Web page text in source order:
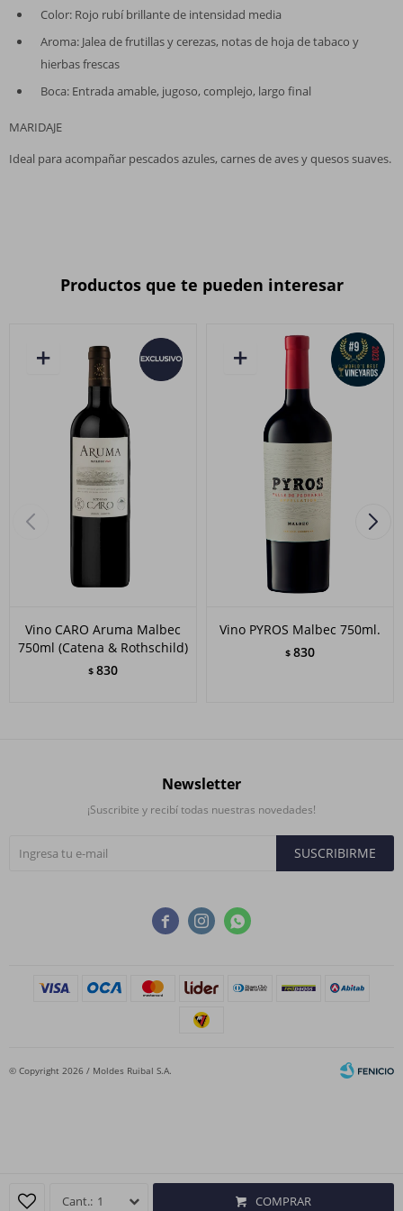
1 COMPRAR
Color: Rojo rubí brillante de intensidad media
Aroma: Jalea de frutillas y cerezas, notas de hoja de tabaco y
hierbas frescas
Boca: Entrada amable, jugoso, complejo, largo final
MARIDAJE
Ideal para acompañar pescados azules, carnes de aves y quesos suaves.
Productos que te pueden interesar
Vino CARO Aruma Malbec
750ml (Catena & Rothschild)
$ 830
Vino PYROS Malbec 750ml.
$ 830
  
Newsletter
¡Suscribite y recibí todas nuestras novedades!
SUSCRIBIRME
© Copyright 2026 / Moldes Ruibal S.A.